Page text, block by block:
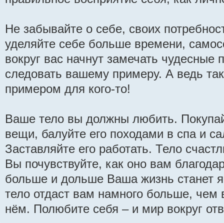
Не забывайте о себе, своих
уделяйте себе больше времени,
вокруг вас начнут замечать чудесные
следовать вашему примеру. А ведь
примером для кого-то!
Ваше тело вы должны любить.
вещи, балуйте его походами в спа и
Заставляйте его работать. Тело
Вы почувствуйте, как оно вам
больше и дольше Ваша жизнь станет
тело отдаст вам намного больше, чем
нём. Полюбите себя – и мир вокруг